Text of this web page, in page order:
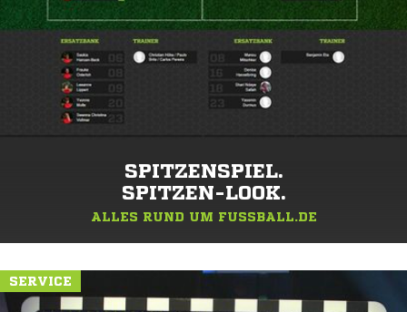
SPITZENSPIEL.
SPITZEN-LOOK.
ALLES RUND UM FUSSBALL.DE
SERVICE